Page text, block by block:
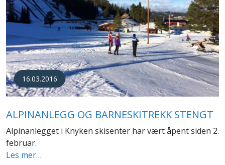
16.03.2016
ALPINANLEGG OG BARNESKITREKK STENGT
Alpinanlegget i Knyken skisenter har vært åpent siden 2.
februar.
Les mer…